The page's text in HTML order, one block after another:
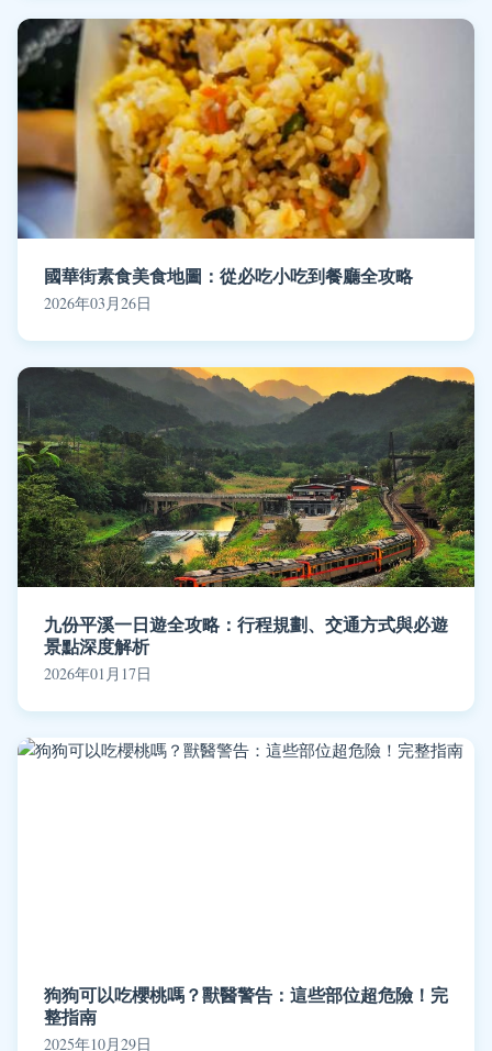
國華街素食美食地圖：從必吃小吃到餐廳全攻略
2026年03月26日
九份平溪一日遊全攻略：行程規劃、交通方式與必遊
景點深度解析
2026年01月17日
狗狗可以吃櫻桃嗎？獸醫警告：這些部位超危險！完
整指南
2025年10月29日